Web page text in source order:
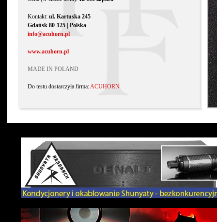
Kontakt: ul. Kartuska 245
Gdańsk 80-125 | Polska
info@acuhorn.pl
www.acuhorn.pl
MADE IN POLAND
Do testu dostarczyła firma:ACUHORN